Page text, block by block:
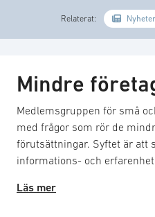
Relaterat: Nyheter
Mindre
Medlemsgruppen för små
med frågor som rör de
förutsättningar. Syftet är att
informations- och
verksamhet. Frågor som
Läs mer